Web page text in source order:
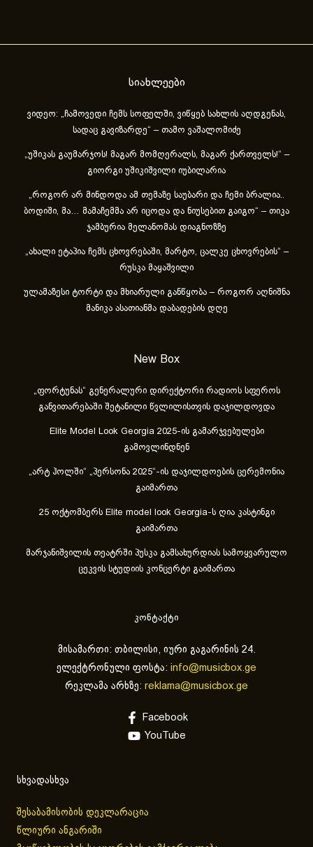
სიახლეები
ვიდეო: „ჩამოვედი ჩემს სოფელში, ვიწყებ სახლის აღდგენას,
სადაც გავიზარდე“ – თამო ვაშალომიძე
„უშიკას გაუმარჯოს! მაგარ მომღერალს, მაგარ ქართველს!“ –
გიორგი უშიკიშვილი იუბილარია
„როგორ არ მინდოდა ამ თემაზე საუბარი და ჩემი ბრალია..
ბოდიში, მა… მამაჩემმა არ იცოდა და ნიუსებით გაიგო“ – თიკა
ჯამბურია მელანომას დიაგნოზზე
„ახა­ლი ეტა­პია ჩემს ცხოვ­რე­ბა­ში, მარ­ტო, ცალ­კე ცხოვ­რე­ბის“ –
რუსკა მაყაშვილი
ულამაზესი ტორტი და მხიარული განწყობა – როგორ აღნიშნა
მანიკა ასათიანმა დაბადების დღე
New Box
„ფორტუნას“ გენერალური დირექტორი რადიოს სფეროს
განვითარებაში შეტანილი წვლილისთვის დაჯილდოვდა
Elite Model Look Georgia 2025-ის გამარჯვებულები
გამოვლინდნენ
„არტ ჰოლში“ „პერსონა 2025“-ის დაჯილდოების ცერემონია
გაიმართა
25 ოქტომბერს Elite model look Georgia-ს ღია კასტინგი
გაიმართა
მარჯანიშვილის თეატრში პუსკა გამსახურდიას სამოყვარულო
ცეკვის სტუდიის კონცერტი გაიმართა
კონტაქტი
მისამართი: თბილისი, იური გაგარინის 24.
ელექტრონული ფოსტა: info@musicbox.ge
რეკლამა არხზე: reklama@musicbox.ge
Facebook
YouTube
სხვადასხვა
შესაბამისობის დეკლარაცია
წლიური ანგარიში